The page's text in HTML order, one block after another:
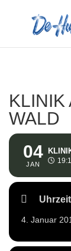
KLINIK
WALD
04
JAN
Uhrzeit
4. Januar